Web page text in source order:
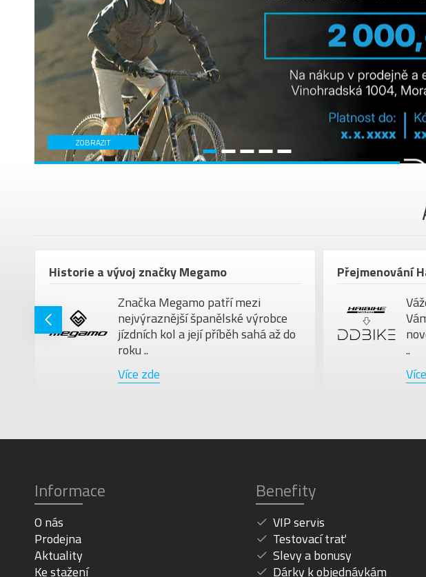
ZOBRAZIT
Historie a vývoj značky Megamo
Značka Megamo patří mezi
nejvýraznější španělské výrobce
jízdních kol a její příběh sahá až do
roku ..
Více zde
Přejmenování
..
Informace
O nás
Prodejna
Aktuality
Ke stažení
Benefity
VIP servis
Testovací trať
Slevy a bonusy
Dárky k objednávkám